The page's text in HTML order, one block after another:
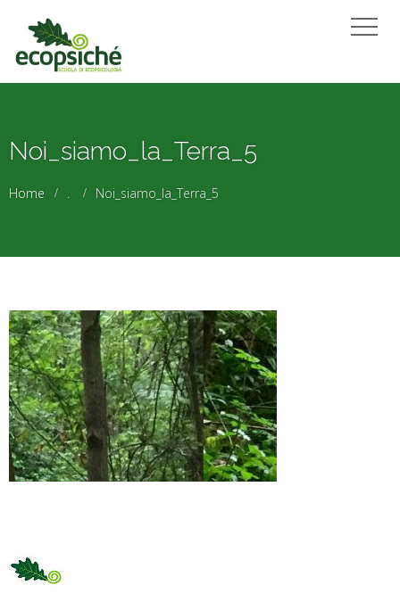
Noi_siamo_la_Terra_5
Home . Noi_siamo_la_Terra_5